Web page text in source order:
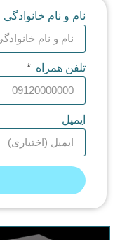
نام و نام خانوادگی
تلفن همراه
ایمیل